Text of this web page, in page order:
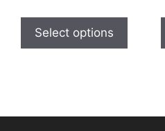
Select options